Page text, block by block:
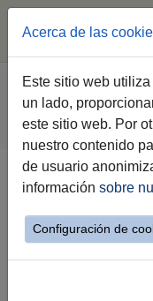
Saltar al contenido
Estás aquí:
Jerez.es
Agenda
Evento Simple
Martes 21
Acerca de las
Este sitio web
un lado,
este sitio web. Por
nuestro contenido
de usuario
información sobre
Configuración de